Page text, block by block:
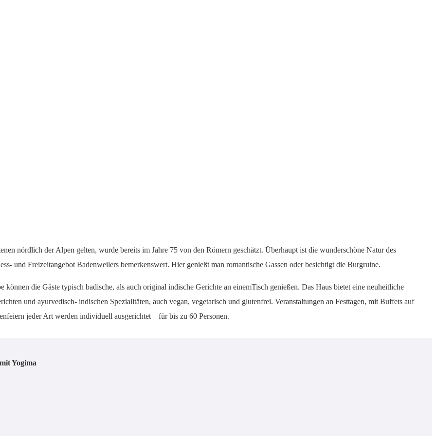
nördlich der Alpen gelten, wurde bereits im Jahre 75 von den Römern geschätzt. Überhaupt ist die wunderschöne Natur des
und Freizeitangebot Badenweilers bemerkenswert. Hier genießt man romantische Gassen oder besichtigt die Burgruine.
die Gäste typisch badische, als auch original indische Gerichte an einemTisch genießen. Das Haus bietet eine neuheitliche
und ayurvedisch- indischen Spezialitäten, auch vegan, vegetarisch und glutenfrei. Veranstaltungen an Festtagen, mit Buffets auf
jeder Art werden individuell ausgerichtet – für bis zu 60 Personen.
Yogima